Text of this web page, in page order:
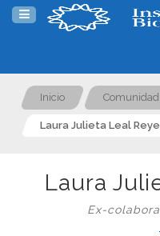
Inicio Comunidad
Laura Julieta Leal
Laura
Ex-